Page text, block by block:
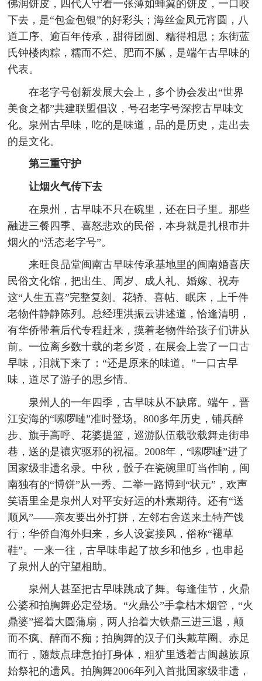
佛润饼皮，四代人守着一张薄如蝉翼的饼皮，一口咬
下去，是“包金包银”的好彩头；海丝金凤元宵圆，八
道工序、逾百年传承，甜得团圆、糯得相思；东街蓝
氏钟楼肉粽，糯而不烂、肥而不腻，是端午古早味的
代表。
在老字号创新发展大会上，多个协会发出“世界
美食之都”共建联盟倡议，号召老字号深挖古早味文
化。泉州古早味，吃的是味道，品的是历史，走出去
的是文化。
第三重守护
让烟火气传下去
在泉州，古早味不只在碗里，还在日子里。那些
融进三餐四季、喜怒悲欢的民俗，本身就是扎根市井
烟火的“活态老字号”。
来旺良品堂闽南古早味传承基地里的闽南婚喜庆
民俗文化馆，把出生、周岁、成人礼、婚嫁、祝寿
这“人生五喜”完整复刻。花轿、喜帖、眠床，上千件
老物件静静陈列。总经理洪振云讲述道，恰逢清明，
有华侨带着后代专程赶来，摸着老物件给孩子们讲从
前。一位离乡数十载的老乡贤，在展会上尝了一口古
早味，泪就下来了：“还是原来的味道。”一口古早
味，道尽了游子的思乡情。
泉州人的一年四季，古早味从不缺席。端午，晋
江安海的“嗦啰嗹”准时登场。800多年历史，铺兵醉
步、旗手高呼、花婆提篮，巡游队伍载歌载舞走街串
巷，送的是禳灾驱邪的祝福。2008年，“嗦啰嗹”进了
国家级非遗名录。中秋，骰子在瓷碗里叮当作响，闽
南独有的“博饼”从一秀、二举一路博到“状元”，欢声
笑语里全是泉州人对平安好运的朴素期待。还有“送
顺风”——亲友要出外打拼，左邻右舍送来土特产饯
行；华侨自海外归来，乡人设宴接风，俗称“褪草
鞋”。一来一往，古早味串起了故乡和他乡，也串起
了泉州人的守望相助。
泉州人甚至把古早味跳成了舞。每逢佳节，火鼎
公婆和拍胸舞必定登场。“火鼎公”手拿枯木烟管，“火
鼎婆”摇着大圆蒲扇，两人抬着大铁鼎三进三退，颠
而不疯、醉而不痴；拍胸舞的汉子们头戴草圈、赤足
而行，随鼓点肆意拍打身体，粗犷里透着古闽越族原
始祭祀的遗风。拍胸舞2006年列入首批国家级非遗，